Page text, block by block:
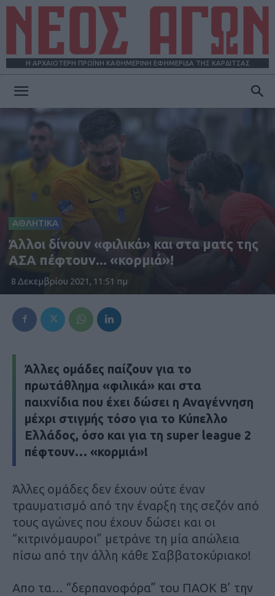
Η ΑΡΧΑΙΟΤΕΡΗ ΠΡΩΪΝΗ ΚΑΘΗΜΕΡΙΝΗ ΕΦΗΜΕΡΙΔΑ ΤΗΣ ΚΑΡΔΙΤΣΑΣ
ΑΘΛΗΤΙΚΑ
Άλλοι δίνουν «φιλικά» και στα ματς της
ΑΣΑ πέφτουν... «κορμιά»!
8 Δεκεμβρίου 2021, 11:51 πμ
Άλλες ομάδες παίζουν για το
πρωτάθλημα «φιλικά» και στα
παιχνίδια που έχει δώσει η Αναγέννηση
μέχρι στιγμής τόσο για το Κύπελλο
Ελλάδος, όσο και για τη super league 2
πέφτουν… «κορμιά»!
Άλλες ομάδες δεν έχουν ούτε έναν
τραυματισμό από την έναρξη της σεζόν από
τους αγώνες που έχουν δώσει και οι
“κιτρινόμαυροι” μετράνε τη μία απώλεια
πίσω από την άλλη κάθε Σαββατοκύριακο!
Απο τα… “δερπανοφόρα” του ΠΑΟΚ Β’ την